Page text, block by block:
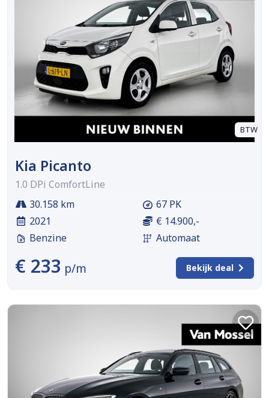
BTW
Kia Picanto
1.0 DPi ComfortLine
30.158 km
2021
Benzine
67 PK
€ 14.900,-
Automaat
€ 233 p/m Bekijk deal